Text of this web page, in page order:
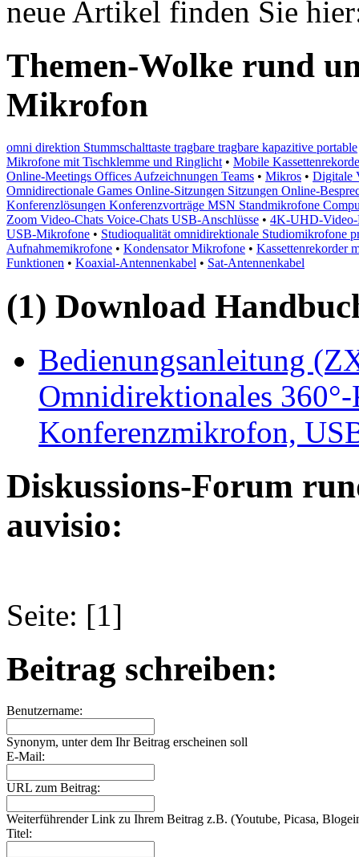
neue Artikel finden Sie
Themen-Wolke rund
Mikrofon
omni direktion Stummschalttaste tragbare tragbare kapazitive portable
Mikrofone mit Tischklemme und Ringlicht • Mobile
Online-Meetings Offices Aufzeichnungen Teams • Mikros • Digitale
Omnidirectionale Games Online-Sitzungen Sitzungen Online-
Konferenzlösungen Konferenzvorträge MSN Standmikrofone
Zoom Video-Chats Voice-Chats USB-Anschlüsse • 4K-UHD-Video-
USB-Mikrofone • Studioqualität omnidirektionale Studiomikrofone
Aufnahmemikrofone • Kondensator Mikrofone • Kassettenrekorder
Funktionen • Koaxial-Antennenkabel • Sat-Antennenkabel
(1) Download
Bedienungsanleitung
Omnidirektionales
Konferenzmikrofon,
Diskussions-Forum
auvisio:
Seite: [1]
Beitrag schreiben:
Benutzername:
Synonym, unter dem Ihr Beitrag erscheinen soll
E-Mail:
URL zum Beitrag:
Weiterführender Link zu Ihrem Beitrag z.B. (Youtube, Picasa,
Titel: